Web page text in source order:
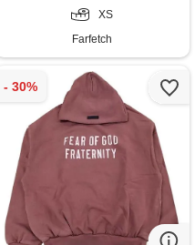
XS
Farfetch